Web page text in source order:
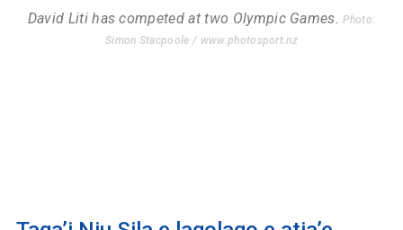
David Liti has competed at two Olympic Games.Photo:
Simon Stacpoole / www.photosport.nz